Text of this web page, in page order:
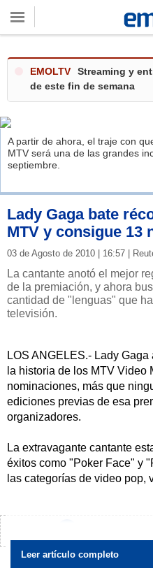
EMOLTV
Streaming y
de este fin de semana
A partir de ahora, el traje con
MTV será una de las grandes
septiembre.
Lady Gaga bate
MTV y consigue 13
03 de Agosto de 2010 | 16:57 |
La cantante anotó el mejor
de la premiación, y ahora
cantidad de "lenguas" que
televisión.
LOS ANGELES.- Lady
la historia de los MTV Video
nominaciones, más que
ediciones previas de esa
organizadores.
La extravagante cantante
éxitos como "Poker Face" y
las categorías de video pop,
Los premios serán
vigesimoséptima vez,
escojan a sus favoritos.
Leer artículo completo